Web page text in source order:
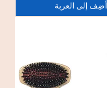
أضِف إلى العربة